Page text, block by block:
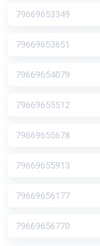
79669653349
79669653651
79669654079
79669655512
79669655678
79669655913
79669656177
79669656770